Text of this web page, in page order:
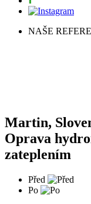
NAŠE
Martin,
Oprava
zateplením
Před
Po